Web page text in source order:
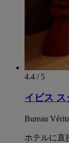
4.4 / 5
イビス ス
Bureau
ホテルに直